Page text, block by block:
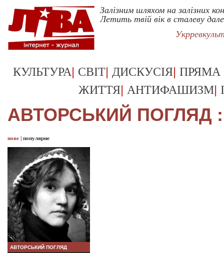
Залізним шляхом на залізних
Летить твій вік в сталеву
КУЛЬТУРА| СВІТ| ДИСКУСІЯ| ПРЯМА
ЖИТТЯ| АНТИФАШИЗМ|
АВТОРСЬКИЙ ПОГЛЯД
нове | популярне
АВТОРСЬКИЙ ПОГЛЯД